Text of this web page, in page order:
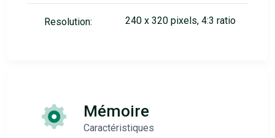
Resolution: 240 x 320 pixels, 4:3 ratio
Mémoire
Caractéristiques